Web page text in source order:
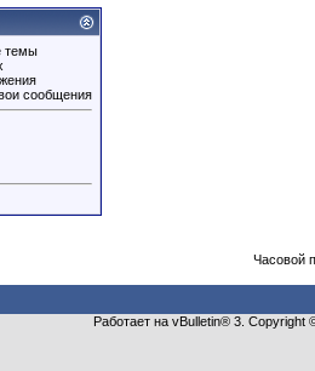
темы
сообщения
Часовой
Работает на vBulletin® 3.